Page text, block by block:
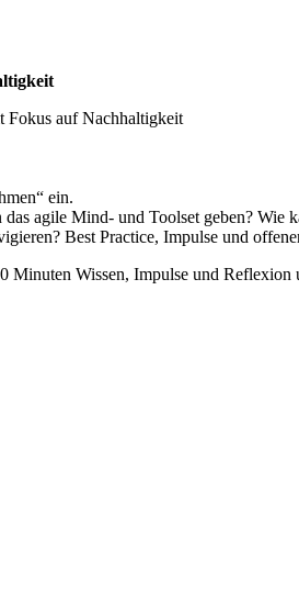
Fokus auf Nachhaltigkeit
ein.
agile Mind- und Toolset geben?
Best Practice, Impulse und
Wissen, Impulse und